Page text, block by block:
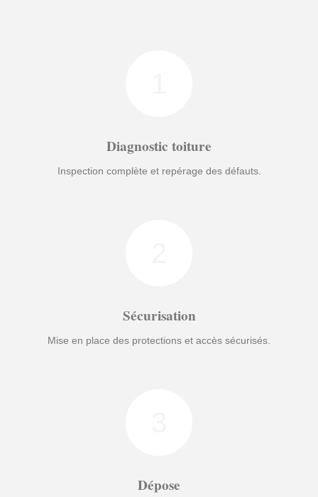
Diagnostic toiture
Inspection complète et repérage des défauts.
Sécurisation
Mise en place des protections et accès sécurisés.
Dépose